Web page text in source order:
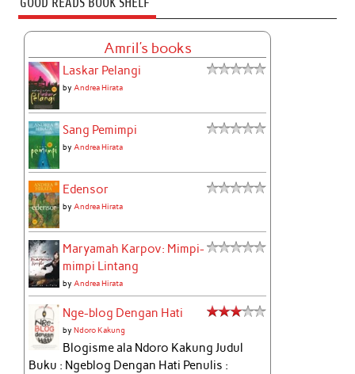
Amril's books
Laskar Pelangi
byAndrea Hirata
Sang Pemimpi
byAndrea Hirata
Edensor
byAndrea Hirata
Maryamah Karpov: Mimpi-
mimpi Lintang
byAndrea Hirata
Nge-blog Dengan Hati
byNdoro Kakung
Blogisme ala Ndoro Kakung Judul
Buku : Ngeblog Dengan Hati Penulis :